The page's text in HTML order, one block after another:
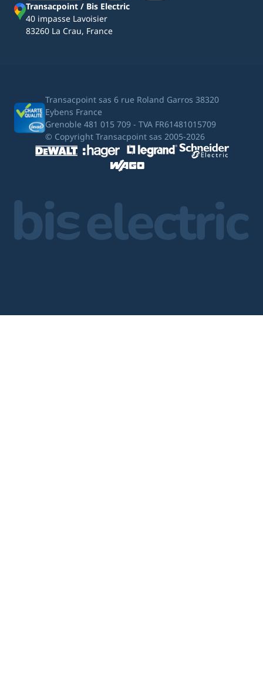
Transacpoint / Bis Electric
40 impasse Lavoisier
83260 La Crau, France
Transacpoint sas 6 rue Roland Garros 38320
Eybens France
Grenoble 481 015 709 - TVA FR61481015709
© Copyright Transacpoint sas 2005-2026